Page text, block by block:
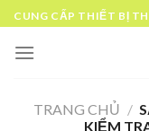
Skip
to
content
CUNG CẤP THIẾT BỊ
TRANG CHỦ /
KIỂM